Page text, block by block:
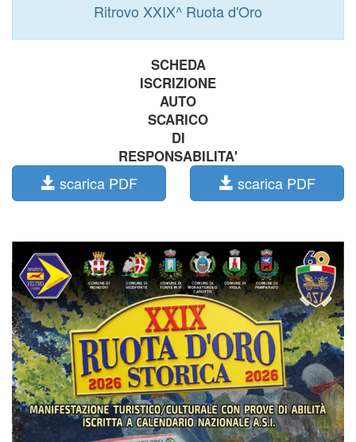
Ritrovo XXIX^ Ruota d'Oro
SCHEDA
ISCRIZIONE
AUTO
SCARICO
DI
RESPONSABILITA'
scarica PDF scarica PDF